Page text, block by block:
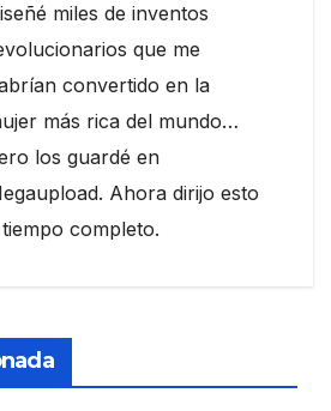
miles de inventos
que me
convertido en la
más rica del mundo…
los guardé en
Ahora dirijo esto
completo.